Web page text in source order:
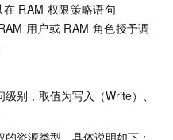
在 RAM 权限策略语句
用户或 RAM 角色授予调
别，取值为写入（Write）、